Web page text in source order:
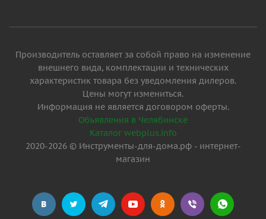
Производитель оставляет за собой право на изменение
внешнего вида, комплектации и технических
характеристик товара без уведомления дилеров.
Цены могут измениться.
Информация не является договором оферты.
Объявления в Челябинске
Каталог webplus.info
2020-2026 © Инструменты-для-дома.рф - интернет-
магазин